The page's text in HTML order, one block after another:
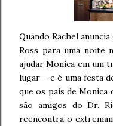
Quando Rachel
Ross para uma noite
ajudar Monica em um
lugar – e é uma festa
que os pais de Monica
são amigos do Dr.
reencontra o